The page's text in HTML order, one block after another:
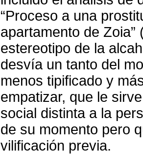
“Proceso a una
apartamento de
estereotipo de la
desvía un tanto del
menos tipificado y
empatizar, que le
social distinta a la
de su momento pero
vilificación previa.